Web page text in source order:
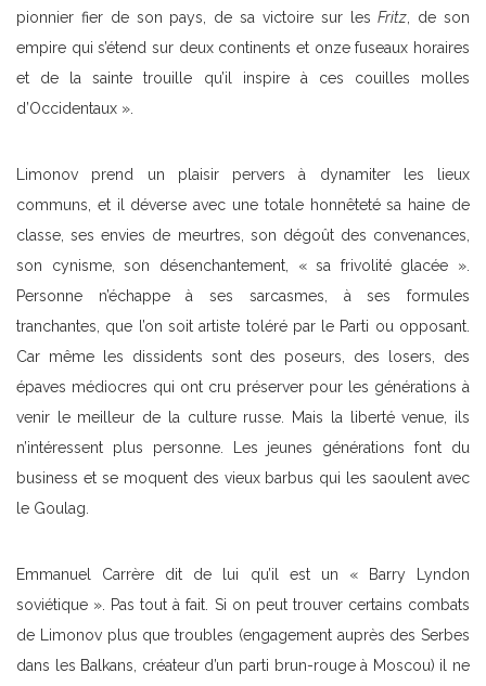
pionnier fier de son pays, de sa victoire sur lesFritz , de son
empire qui s’étend sur deux continents et onze fuseaux horaires
et de la sainte trouille qu’il inspire à ces couilles molles
d’Occidentaux ».
Limonov prend un plaisir pervers à dynamiter les lieux
communs, et il déverse avec une totale honnêteté sa haine de
classe, ses envies de meurtres, son dégoût des convenances,
son cynisme, son désenchantement, « sa frivolité glacée ».
Personne n’échappe à ses sarcasmes, à ses formules
tranchantes, que l’on soit artiste toléré par le Parti ou opposant.
Car même les dissidents sont des poseurs, des losers, des
épaves médiocres qui ont cru préserver pour les générations à
venir le meilleur de la culture russe. Mais la liberté venue, ils
n’intéressent plus personne. Les jeunes générations font du
business et se moquent des vieux barbus qui les saoulent avec
le Goulag.
Emmanuel Carrère dit de lui qu’il est un « Barry Lyndon
soviétique ». Pas tout à fait. Si on peut trouver certains combats
de Limonov plus que troubles (engagement auprès des Serbes
dans les Balkans, créateur d’un parti brun-rouge à Moscou) il ne